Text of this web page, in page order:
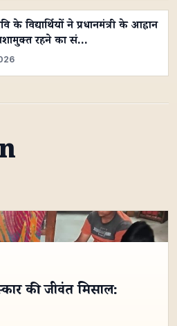
के विद्यार्थियों ने प्रधानमंत्री के आह्वान
रहने का सं…
की जीवंत मिसाल: